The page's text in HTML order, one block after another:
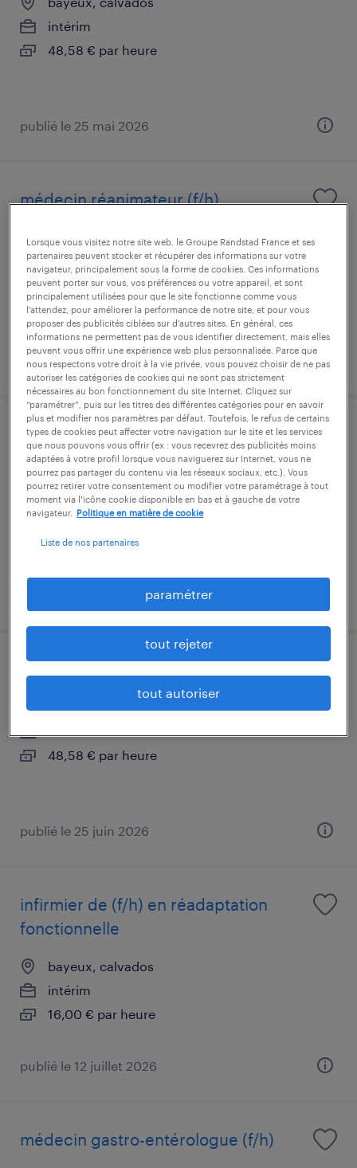
intérim
48,58 € par heure
publié le 25 mai 2026
médecin réanimateur (f/h)
bayeux, calvados
intérim
48,57 € par heure
publié le 7 août 2026
infirmier de (f/h)
bayeux, calvados
intérim
16,00 € par heure
bayeux, calvados
48,58 € par heure
publié le 25 juin 2026
infirmier de (f/h) en réadaptation
fonctionnelle
bayeux, calvados
intérim
16,00 € par heure
publié le 12 juillet 2026
médecin gastro-entérologue (f/h)
Lorsque vous visitez notre site web, le Groupe Randstad France et ses
partenaires peuvent stocker et récupérer des informations sur votre
navigateur, principalement sous la forme de cookies. Ces informations
peuvent porter sur vous, vos préférences ou votre appareil, et sont
principalement utilisées pour que le site fonctionne comme vous
l’attendez, pour améliorer la performance de notre site, et pour vous
proposer des publicités ciblées sur d’autres sites. En général, ces
informations ne permettent pas de vous identifier directement, mais elles
peuvent vous offrir une expérience web plus personnalisée. Parce que
nous respectons votre droit à la vie privée, vous pouvez choisir de ne pas
autoriser les catégories de cookies qui ne sont pas strictement
nécessaires au bon fonctionnement du site Internet. Cliquez sur
“paramétrer”, puis sur les titres des différentes catégories pour en savoir
plus et modifier nos paramètres par défaut. Toutefois, le refus de certains
types de cookies peut affecter votre navigation sur le site et les services
que nous pouvons vous offrir (ex : vous recevrez des publicités moins
adaptées à votre profil lorsque vous naviguerez sur Internet, vous ne
pourrez pas partager du contenu via les réseaux sociaux, etc.). Vous
pourrez retirer votre consentement ou modifier votre paramétrage à tout
moment via l’icône cookie disponible en bas et à gauche de votre
navigateur.
Politique en matière de cookie
Liste de nos partenaires
paramétrer
tout rejeter
tout autoriser